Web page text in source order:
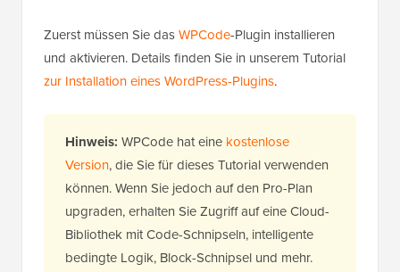
Zuerst müssen Sie dasWPCode-Plugin installieren
und aktivieren. Details finden Sie in unserem Tutorial
zur Installation eines WordPress-Plugins.
Hinweis: WPCode hat eine kostenlose
Version, die Sie für dieses Tutorial verwenden
können. Wenn Sie jedoch auf den Pro-Plan
upgraden, erhalten Sie Zugriff auf eine Cloud-
Bibliothek mit Code-Schnipseln, intelligente
bedingte Logik, Block-Schnipsel und mehr.